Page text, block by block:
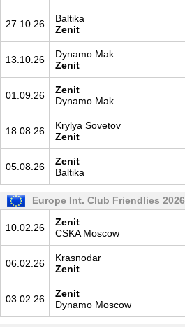
27.10.26
Baltika
Zenit
13.10.26
Dynamo Mak...
Zenit
01.09.26
Zenit
Dynamo Mak...
18.08.26
Krylya Sovetov
Zenit
05.08.26
Zenit
Baltika
Europe Int. Club Friendlies 2026
10.02.26
Zenit
CSKA Moscow
06.02.26
Krasnodar
Zenit
03.02.26
Zenit
Dynamo Moscow